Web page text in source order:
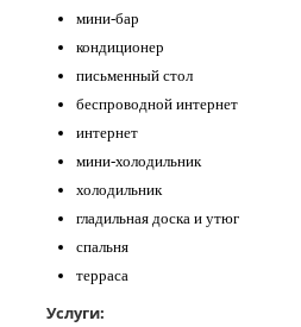
мини-бар
кондиционер
письменный стол
беспроводной интернет
интернет
мини-холодильник
холодильник
гладильная доска и утюг
спальня
терраса
Услуги: